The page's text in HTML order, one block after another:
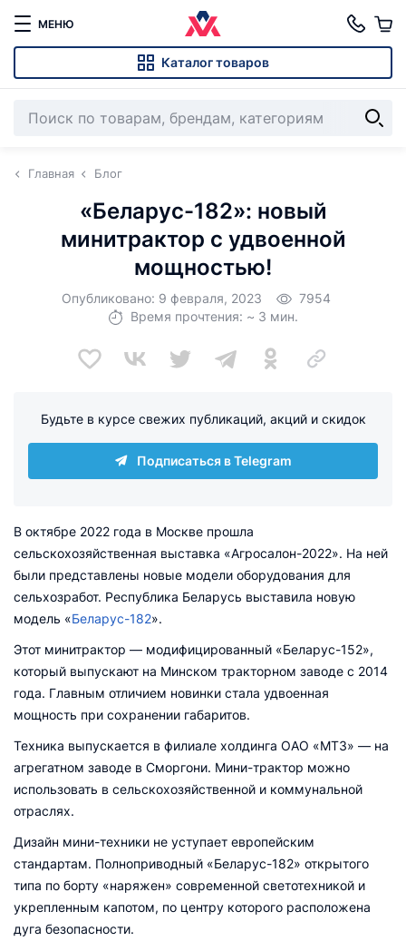
МЕНЮ
Каталог товаров
Главная Блог
«Беларус-182»: новый
минитрактор с удвоенной
мощностью!
Опубликовано: 9 февраля, 2023
7954
Время прочтения: ~ 3 мин.
Будьте в курсе свежих публикаций, акций и скидок
Подписаться в Telegram
В октябре 2022 года в Москве прошла
сельскохозяйственная выставка «Агросалон-2022». На ней
были представлены новые модели оборудования для
сельхозработ. Республика Беларусь выставила новую
модель «Беларус-182».
Этот минитрактор — модифицированный «Беларус-152»,
который выпускают на Минском тракторном заводе с 2014
года. Главным отличием новинки стала удвоенная
мощность при сохранении габаритов.
Техника выпускается в филиале холдинга ОАО «МТЗ» — на
агрегатном заводе в Сморгони. Мини-трактор можно
использовать в сельскохозяйственной и коммунальной
отраслях.
Дизайн мини-техники не уступает европейским
стандартам. Полноприводный «Беларус-182» открытого
типа по борту «наряжен» современной светотехникой и
укрепленным капотом, по центру которого расположена
дуга безопасности.